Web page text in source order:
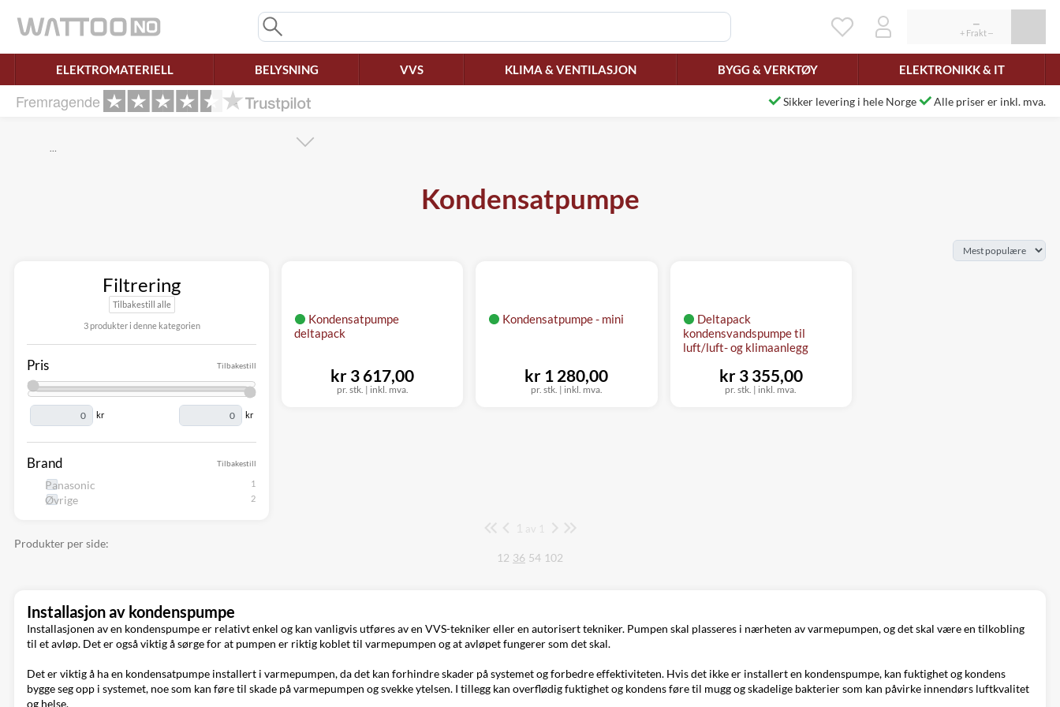
ELEKTROMATERIELL BELYSNING VVS KLIMA & VENTILASJON BYGG & VERKTØY ELEKTRONIKK & IT
Fremragende Sikker levering i hele Norge Alle priser er inkl. mva.
…
Kondensatpumpe
Filtrering
Tilbakestill alle
3 produkter i denne kategorien
Tilbakestill
Pris
kr kr
Tilbakestill
Brand
Panasonic
Øvrige
Kondensatpumpe
deltapack
pr. stk. | inkl. mva.
kr 3 617,00
Kondensatpumpe - mini
pr. stk. | inkl. mva.
kr 1 280,00
Deltapack
kondensvandspumpe til
luft/luft- og klimaanlegg
pr. stk. | inkl. mva.
kr 3 355,00
Side
1 av 1
Produkter per side:
12 36 54 102
Installasjon av kondenspumpe
Installasjonen av en kondenspumpe er relativt enkel og kan vanligvis utføres av en VVS-tekniker eller en autorisert tekniker. Pumpen skal plasseres i nærheten av varmepumpen, og det skal være en tilkobling
til et avløp. Det er også viktig å sørge for at pumpen er riktig koblet til varmepumpen og at avløpet fungerer som det skal.
Det er viktig å ha en kondensatpumpe installert i varmepumpen, da det kan forhindre skader på systemet og forbedre effektiviteten. Hvis det ikke er installert en kondenspumpe, kan fuktighet og kondens
bygge seg opp i systemet, noe som kan føre til skade på varmepumpen og svekke ytelsen. I tillegg kan overflødig fuktighet og kondens føre til mugg og skadelige bakterier som kan påvirke innendørs luftkvalitet
og helse.
Rett samtykke!